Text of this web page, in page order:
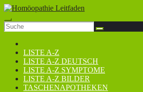
Zum
Inhalt
springen
LISTE A-Z
LISTE A-Z DEUTSCH
LISTE A-Z SYMPTOME
LISTE A-Z BILDER
TASCHENAPOTHEKEN